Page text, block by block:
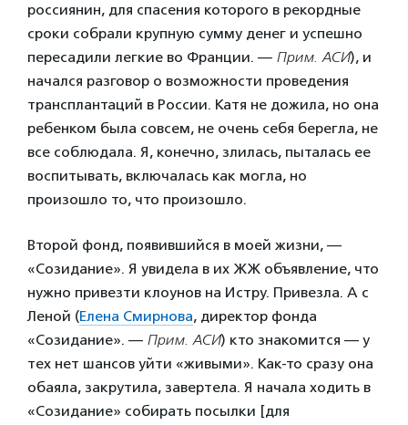
россиянин, для спасения которого в рекордные
сроки собрали крупную сумму денег и успешно
пересадили легкие во Франции. — Прим. АСИ), и
начался разговор о возможности проведения
трансплантаций в России. Катя не дожила, но она
ребенком была совсем, не очень себя берегла, не
все соблюдала. Я, конечно, злилась, пыталась ее
воспитывать, включалась как могла, но
произошло то, что произошло.
Второй фонд, появившийся в моей жизни, —
«Созидание». Я увидела в их ЖЖ объявление, что
нужно привезти клоунов на Истру. Привезла. А с
Леной (Елена Смирнова, директор фонда
«Созидание». — Прим. АСИ) кто знакомится — у
тех нет шансов уйти «живыми». Как-то сразу она
обаяла, закрутила, завертела. Я начала ходить в
«Созидание» собирать посылки [для